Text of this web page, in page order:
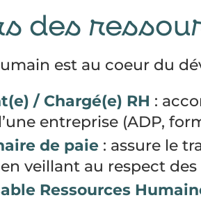
des
est au coeur du
/ Chargé(e) RH :
entreprise (ADP,
de paie : assure le
veillant au respect
Ressources